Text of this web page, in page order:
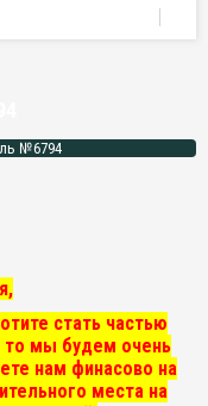
№6794
стать частью
то мы будем очень
нам финасово на
места на